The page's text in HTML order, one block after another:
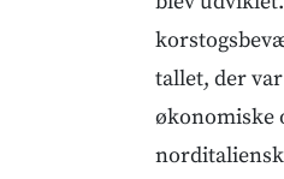
tallet, der
økonomiske